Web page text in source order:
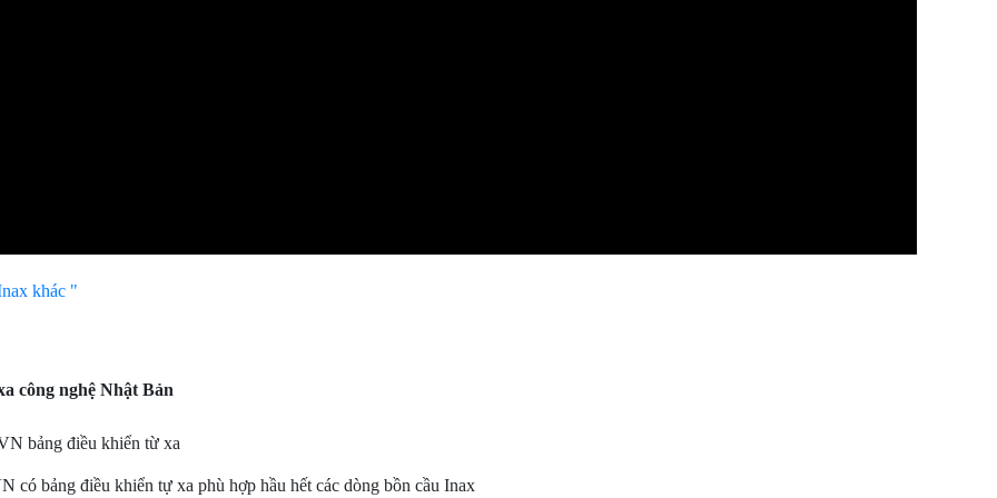
khác "
công nghệ Nhật Bản
bảng điều khiển từ xa
bảng điều khiển tự xa phù hợp hầu hết các dòng bồn cầu Inax